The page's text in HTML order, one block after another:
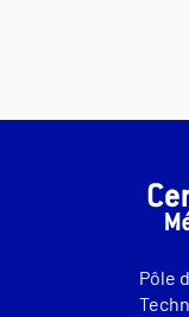
Pôle